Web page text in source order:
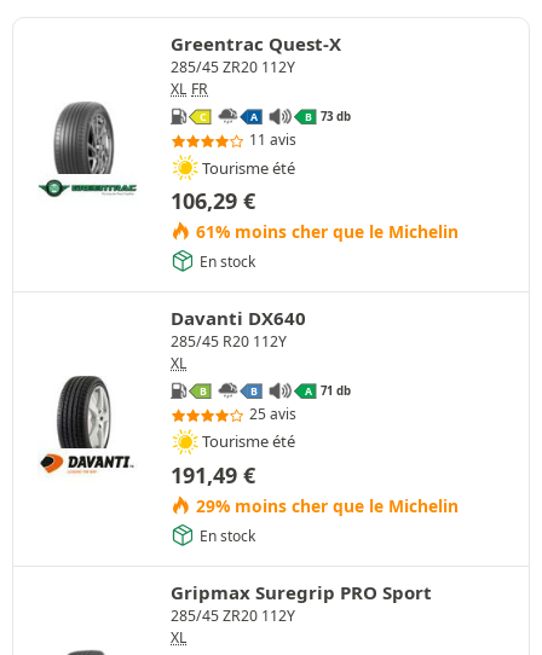
Greentrac Quest-X
285/45 ZR20 112Y
XL FR
C A B 73 db
11 avis
Tourisme été
106,29 €
61% moins cher que le Michelin
En stock
Davanti DX640
285/45 R20 112Y
XL
B B A 71 db
25 avis
Tourisme été
191,49 €
29% moins cher que le Michelin
En stock
Gripmax Suregrip PRO Sport
285/45 ZR20 112Y
XL